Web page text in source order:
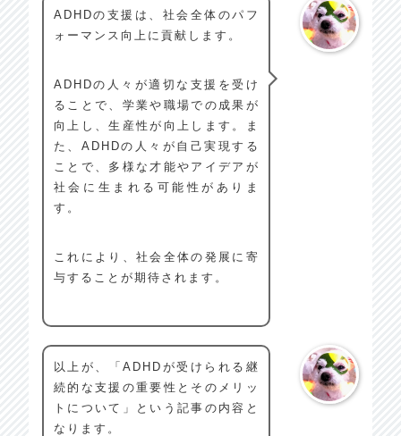
ADHDの支援は、社会全体のパフ
ォーマンス向上に貢献します。
ADHDの人々が適切な支援を受け
ることで、学業や職場での成果が
向上し、生産性が向上します。ま
た、ADHDの人々が自己実現する
ことで、多様な才能やアイデアが
社会に生まれる可能性がありま
す。
これにより、社会全体の発展に寄
与することが期待されます。
以上が、「ADHDが受けられる継
続的な支援の重要性とそのメリッ
トについて」という記事の内容と
なります。